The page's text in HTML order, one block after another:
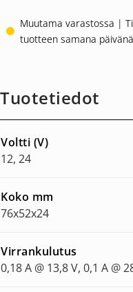
Muutama varastossa |
tuotteen samana
Tuotetiedot
Voltti (V)
12, 24
Koko mm
76x52x24
Virrankulutus
0,18 A @ 13,8 V, 0,1 A @